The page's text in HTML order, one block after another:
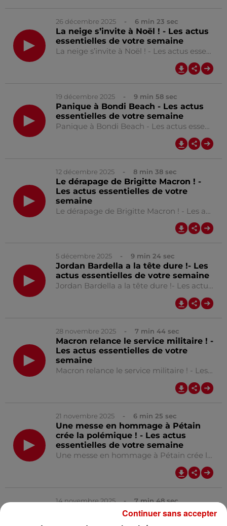
26 décembre 2025 - 6 min 23 sec
La neige s’invite à Noël ! - Les actus
essentielles de votre semaine
La neige s’invite à Noël ! - Les actus essentielles de votre semaine
19 décembre 2025 - 9 min 58 sec
Panique à Bondi Beach - Les actus
essentielles de votre semaine
Panique à Bondi Beach - Les actus essentielles de votre semaine
12 décembre 2025 - 8 min 38 sec
Le dérapage de Brigitte Macron ! -
Les actus essentielles de votre
semaine
Le dérapage de Brigitte Macron ! - Les actus essentielles de votre semaine
5 décembre 2025 - 9 min 24 sec
Jordan Bardella a la tête dure !- Les
actus essentielles de votre semaine
Jordan Bardella a la tête dure !- Les actus essentielles de votre semaine
28 novembre 2025 - 7 min 44 sec
Macron relance le service militaire ! -
Les actus essentielles de votre
semaine
Macron relance le service militaire ! - Les actus essentielles de votre semaine
21 novembre 2025 - 6 min 25 sec
Une messe en hommage à Pétain
crée la polémique ! - Les actus
essentielles de votre semaine
Une messe en hommage à Pétain crée la polémique ! - Les actus essentielles de votre semaine
14 novembre 2025- 7 min 48 sec
Boualem Sansal et… Nicolas Sarkozy,
Continuer sans accepter